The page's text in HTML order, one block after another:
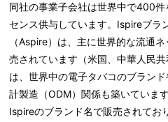
同社の事業子会社は世界中で400
センス供与しています。Ispireブラ
（Aspire）は、主に世界的な流通
売されています（米国、中華人民
は、世界中の電子タバコのブラン
計製造（ODM）関係も築いていま
Ispireのブランド名で販売されてお